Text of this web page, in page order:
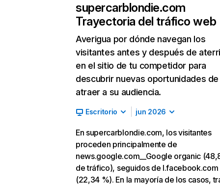
supercarblondie.com
Trayectoria del tráfico web
Averigua por dónde navegan los
visitantes antes y después de
en el sitio de tu competidor para
descubrir nuevas oportunidades de
atraer a su audiencia.
Escritorio jun 2026
En supercarblondie.com, los visitantes
proceden principalmente de
news.google.com__Google organic
de tráfico), seguidos de l.facebook.com
(22,34 %). En la mayoría de los casos,